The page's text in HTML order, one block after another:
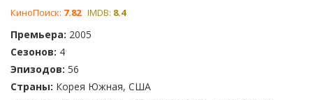
КиноПоиск: 7.82 IMDB: 8.4
Премьера: 2005
Сезонов: 4
Эпизодов: 56
Страны: Корея Южная, США